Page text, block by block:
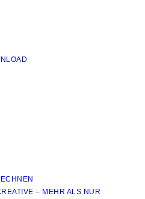
– MEHR ALS NUR